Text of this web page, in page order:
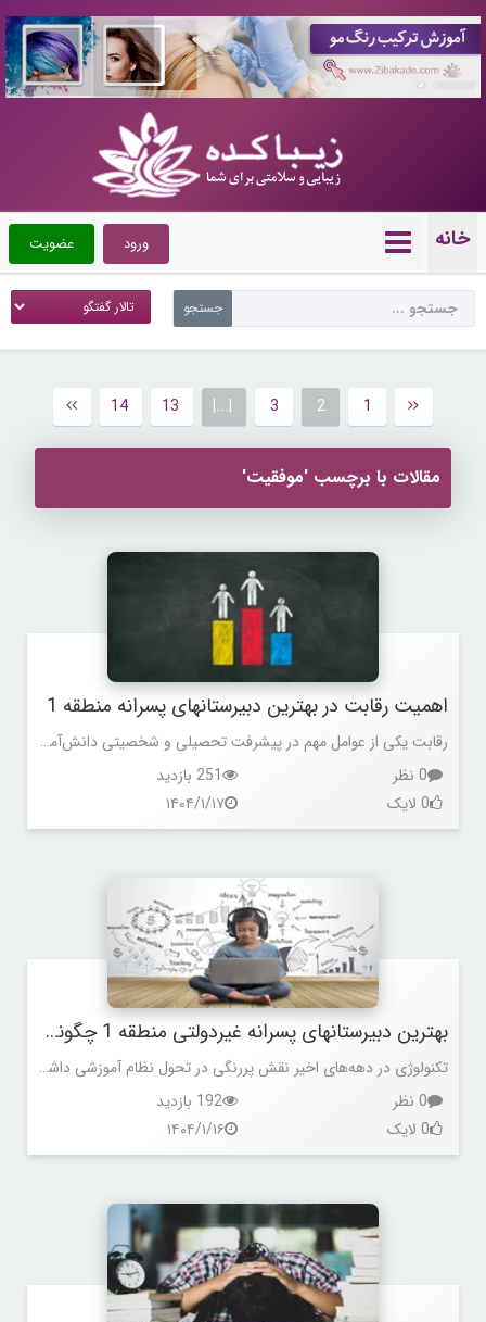
خانه عضویت ورود
1
2
3
|...|
13
14
مقالات با برچسب 'موفقیت'
اهمیت رقابت در بهترین دبیرستانهای پسرانه منطقه 1
رقابت یکی از عوامل مهم در پیشرفت تحصیلی و شخصیتی دانش‌آموزان است.
0 نظر
251 بازدید
0 لایک
۱۴۰۴/۱/۱۷
بهترین دبیرستانهای پسرانه غیردولتی منطقه 1 چگونه از تکنولوژی آموزشی استفاده می کنند؟
تکنولوژی در دهه‌های اخیر نقش پررنگی در تحول نظام آموزشی داشته است.
0 نظر
192 بازدید
0 لایک
۱۴۰۴/۱/۱۶